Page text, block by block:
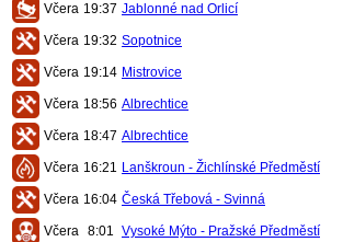
Včera 19:37 Jablonné nad Orlicí
Včera 19:32 Sopotnice
Včera 19:14 Mistrovice
Včera 18:56 Albrechtice
Včera 18:47 Albrechtice
Včera 16:21 Lanškroun - Žichlínské Předměstí
Včera 16:04 Česká Třebová - Svinná
Včera 8:01 Vysoké Mýto - Pražské Předměstí